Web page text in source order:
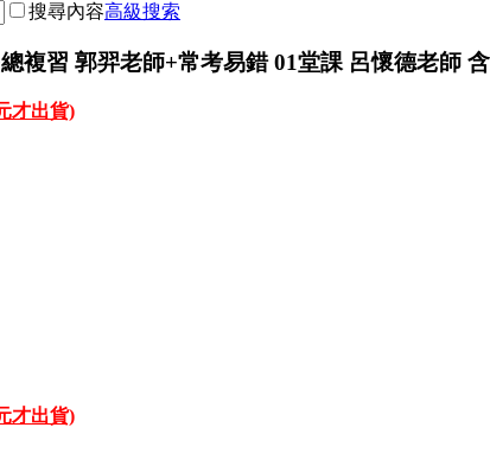
搜尋內容高級搜索
複習 郭羿老師+常考易錯 01堂課 呂懷德老師
才出貨)
才出貨)